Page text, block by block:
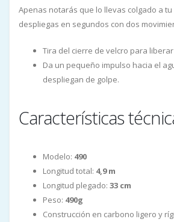
Apenas notarás que lo llevas colgado a tu
despliegas en segundos con dos
Tira del cierre de velcro para
Da un pequeño impulso hacia el
despliegan de golpe.
Características
Modelo: 490
Longitud total: 4,9 m
Longitud plegado: 33 cm
Peso: 490g
Construcción en carbono ligero y